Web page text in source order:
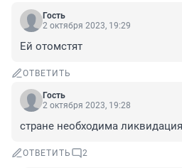
Гость
2 октября 2023, 19:29
Ей отомстят
ОТВЕТИТЬ
Гость
2 октября 2023, 19:28
стране необходима
ОТВЕТИТЬ 2